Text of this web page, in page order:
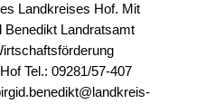
Landkreises Hof. Mit
Benedikt Landratsamt
Tel.: 09281/57-407